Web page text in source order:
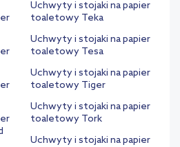
Uchwyty i stojaki na papier
toaletowy Teka
Uchwyty i stojaki na papier
toaletowy Tesa
Uchwyty i stojaki na papier
toaletowy Tiger
Uchwyty i stojaki na papier
toaletowy Tork
Uchwyty i stojaki na papier